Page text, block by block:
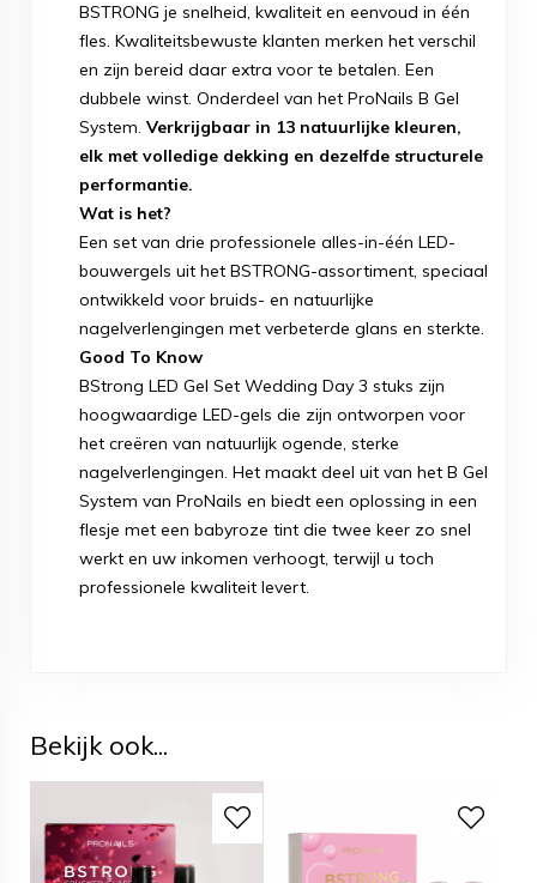
BSTRONG je snelheid, kwaliteit en eenvoud in één
fles. Kwaliteitsbewuste klanten merken het verschil
en zijn bereid daar extra voor te betalen. Een
dubbele winst. Onderdeel van het ProNails B Gel
System. Verkrijgbaar in 13 natuurlijke kleuren,
elk met volledige dekking en dezelfde structurele
performantie.
Wat is het?
Een set van drie professionele alles-in-één LED-
bouwergels uit het BSTRONG-assortiment, speciaal
ontwikkeld voor bruids- en natuurlijke
nagelverlengingen met verbeterde glans en sterkte.
Good To Know
BStrong LED Gel Set Wedding Day 3 stuks zijn
hoogwaardige LED-gels die zijn ontworpen voor
het creëren van natuurlijk ogende, sterke
nagelverlengingen. Het maakt deel uit van het B Gel
System van ProNails en biedt een oplossing in een
flesje met een babyroze tint die twee keer zo snel
werkt en uw inkomen verhoogt, terwijl u toch
professionele kwaliteit levert.
Bekijk ook...